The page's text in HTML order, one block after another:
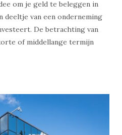
om je geld te beleggen in
deeltje van een onderneming
De betrachting van
of middellange termijn